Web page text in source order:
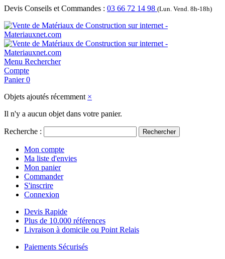
Devis Conseils et Commandes : 03 66 72 14 98 (Lun. Vend. 8h-18h)
Menu Rechercher
Compte
Panier 0
Objets ajoutés récemment ×
Il n'y a aucun objet dans votre panier.
Recherche : Rechercher
Mon compte
Ma liste d'envies
Mon panier
Commander
S'inscrire
Connexion
Devis Rapide
Plus de 10.000 références
Livraison à domicile ou Point Relais
Paiements Sécurisés